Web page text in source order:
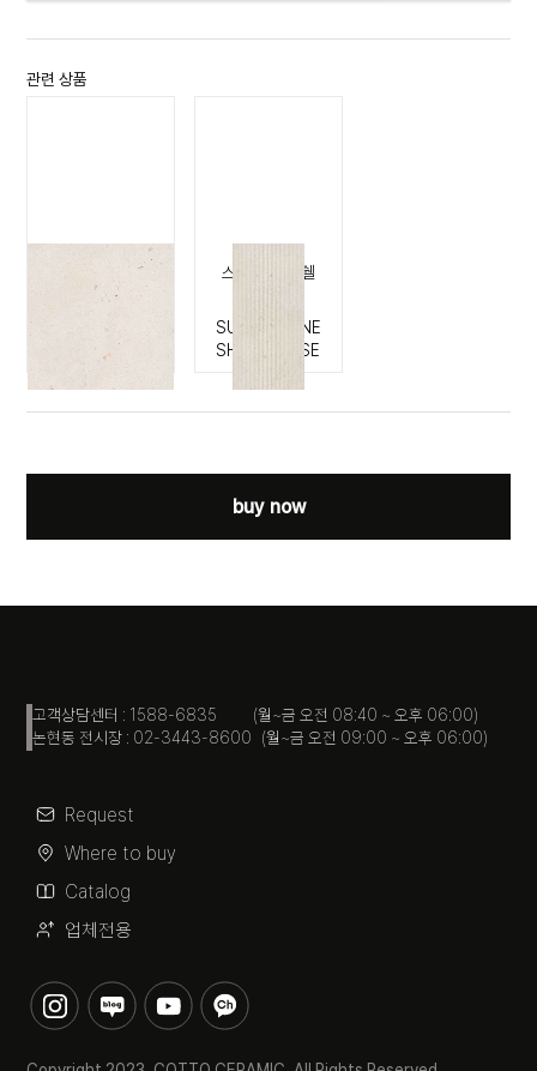
관련 상품
스위트 스톤 쉘
SUITE STONE
스위트 스톤 쉘
플리세
SUITE STONE
SHELL PLISSE
buy now
고객상담센터 : 1588-6835 (월~금 오전 08:40 ~ 오후 06:00)
논현동 전시장 : 02-3443-8600 (월~금 오전 09:00 ~ 오후 06:00)
Request
Where to buy
Catalog
업체전용